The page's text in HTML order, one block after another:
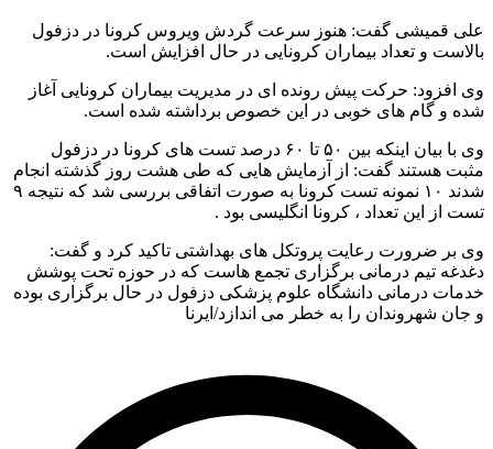
علی قمیشی گفت: هنوز سرعت گردش ویروس کرونا در دزفول
بالاست و تعداد بیماران کرونایی در حال افزایش است.
وی افزود: حرکت پیش رونده ای در مدیریت بیماران کرونایی آغاز
شده و گام های خوبی در این خصوص برداشته شده است.
وی با بیان اینکه بین ۵۰ تا ۶۰ درصد تست های کرونا در دزفول
مثبت هستند گفت: از آزمایش هایی که طی هشت روز گذشته انجام
شدند ۱۰ نمونه تست کرونا به صورت اتفاقی بررسی شد که نتیجه ۹
تست از این تعداد ، کرونا انگلیسی بود .
وی بر ضرورت رعایت پروتکل های بهداشتی تاکید کرد و گفت:
دغدغه تیم درمانی برگزاری تجمع هاست که در حوزه تحت پوشش
خدمات درمانی دانشگاه علوم پزشکی دزفول در حال برگزاری بوده
و جان شهروندان را به خطر می اندازد/ایرنا